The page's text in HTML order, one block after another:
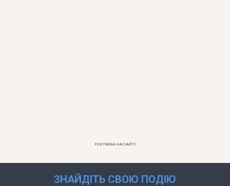
РЕКЛАМА НА САЙТІ
ЗНАЙДІТЬ СВОЮ ПОДІЮ